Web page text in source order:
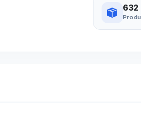
632